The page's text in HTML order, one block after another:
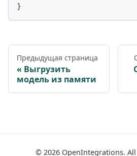
}
Предыдущая страница
Выгрузить
модель из памяти
© 2026OpenIntegrations.